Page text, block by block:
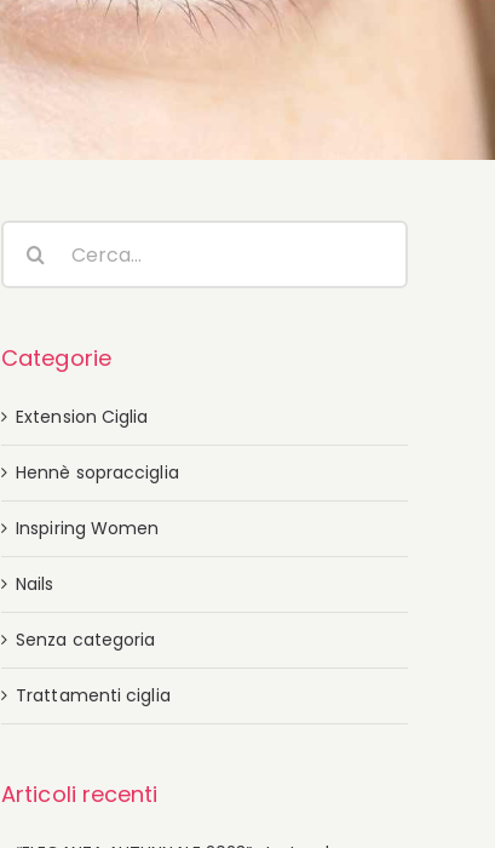
per:
Categorie
Extension Ciglia
Hennè sopracciglia
Inspiring Women
Nails
Senza categoria
Trattamenti ciglia
Articoli recenti